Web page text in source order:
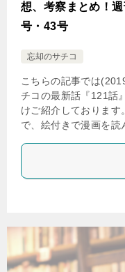
想、考察まとめ！
号・43号
忘却のサチコ
こちらの記事では
チコの最新話『121話
けご紹介しておりま
で、絵付きで漫画を